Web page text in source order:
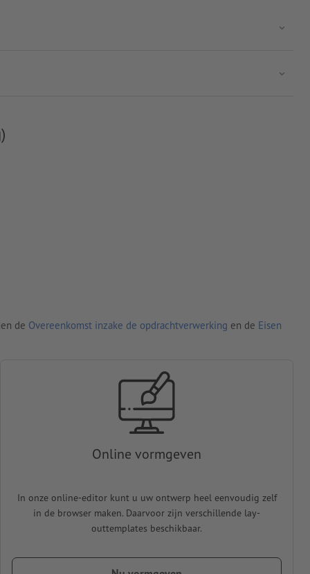
de Overeenkomst inzake de opdrachtverwerking en de Eisen
Online vormgeven
In onze online-editor kunt u uw ontwerp heel eenvoudig zelf
in de browser maken. Daarvoor zijn verschillende lay-
outtemplates beschikbaar.